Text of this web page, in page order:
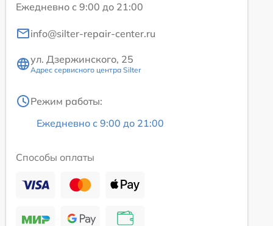
Ежедневно с 9:00 до 21:00
info@silter-repair-center.ru
ул. Дзержинского, 25
Адрес сервисного центра Silter
Режим работы:
Ежедневно с 9:00 до 21:00
Способы оплаты